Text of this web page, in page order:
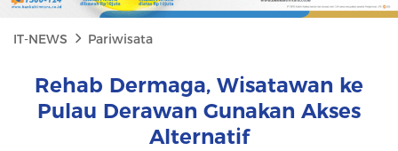
IT-NEWS Pariwisata
Rehab Dermaga, Wisatawan ke
Pulau Derawan Gunakan Akses
Alternatif